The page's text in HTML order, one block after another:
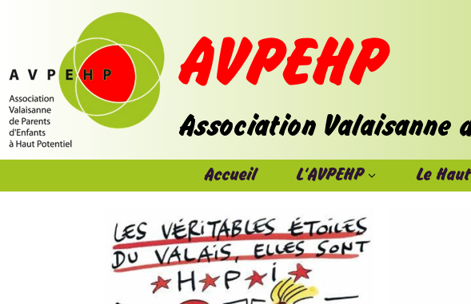
Accueil L'AVPEHP Le